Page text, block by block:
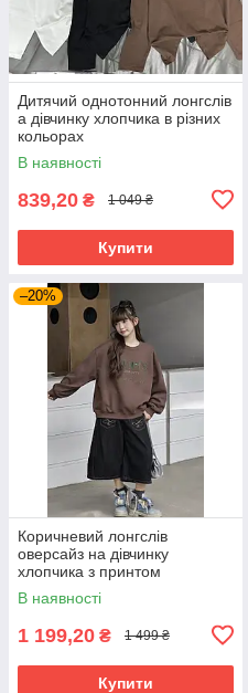
Дитячий однотонний лонгслів
а дівчинку хлопчика в різних
кольорах
В наявності
839,20 ₴ 1 049 ₴
Купити
–20%
Коричневий лонгслів
оверсайз на дівчинку
хлопчика з принтом
В наявності
1 199,20 ₴ 1 499 ₴
Купити